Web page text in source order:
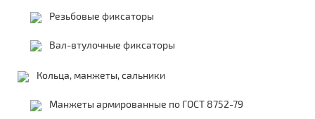
Резьбовые фиксаторы
Вал-втулочные фиксаторы
Кольца, манжеты, сальники
Манжеты армированные по ГОСТ 8752-79